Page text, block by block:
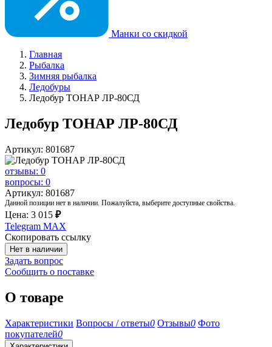
Манки со скидкой
Главная
Рыбалка
Зимняя рыбалка
Ледобуры
Ледобур ТОНАР ЛР-80СД
Ледобур ТОНАР ЛР-80СД
Артикул: 801687
отзывы: 0
вопросы: 0
Артикул: 801687
Данной позиции нет в наличии. Пожалуйста, выберите доступные свойства.
Цена: 3 015 ₽
Telegram MAX
Скопировать ссылку
Нет в наличии
Задать вопрос
Сообщить о поставке
О товаре
Характеристики Вопросы / ответы0 Отзывы0 Фото
покупателей0